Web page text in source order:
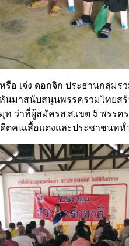
อ เจ๋ง ดอกจิก ประธานกลุ่มร
มาสนับสนุนพรรครวมไทยสร้
ท ว่าที่ผู้สมัครส.ส.เขต 5 พรร
ตคนเสื้อแดงและประชาชนท